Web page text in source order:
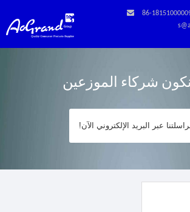
شركاء الموزعين
عبر البريد الإلكتروني الآن!